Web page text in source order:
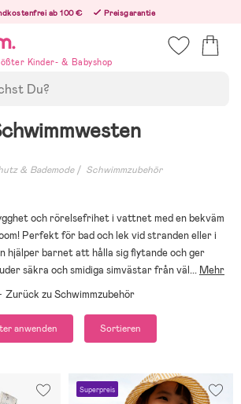
ab 100 €
Preisgarantie
dann versenden wir direkt nach dem Feiertag
Kinder- & Babyshop
& Bademode
Schwimmzubehör
och rörelsefrihet i vattnet med en bekväm
Perfekt för bad och lek vid stranden eller i
hjälper barnet att hålla sig flytande och ger
säkra och smidiga simvästar från väl... Mehr
Zurück zu Schwimmzubehör
anwenden Sortieren
Superpreis